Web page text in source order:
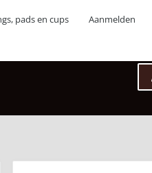
Aanmelden
pads en cups